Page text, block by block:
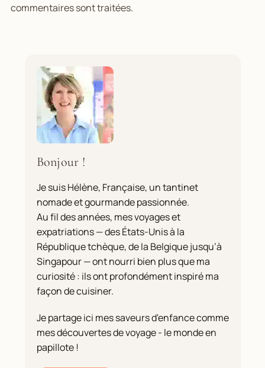
commentaires sont traitées.
Bonjour !
Je suis Hélène, Française, un tantinet
nomade et gourmande passionnée.
Au fil des années, mes voyages et
expatriations — des États-Unis à la
République tchèque, de la Belgique jusqu’à
Singapour — ont nourri bien plus que ma
curiosité : ils ont profondément inspiré ma
façon de cuisiner.
Je partage ici mes saveurs d'enfance comme
mes découvertes de voyage - le monde en
papillote !